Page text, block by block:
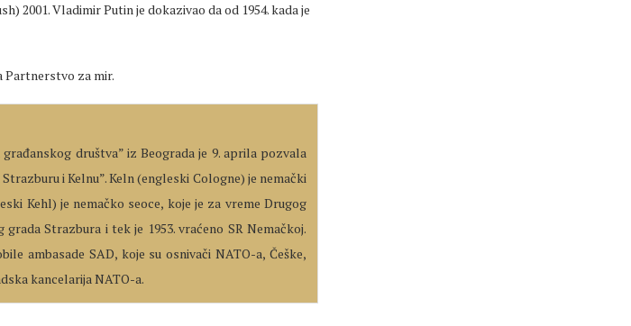
2001. Vladimir Putin je dokazivao da od 1954. kada je
Partnerstvo za mir.
društva” iz Beograda je 9. aprila pozvala
i Kelnu”. Keln (engleski Cologne) je nemački
Kehl) je nemačko seoce, koje je za vreme Drugog
Strazbura i tek je 1953. vraćeno SR Nemačkoj.
ambasade SAD, koje su osnivači NATO-a, Češke,
kancelarija NATO-a.